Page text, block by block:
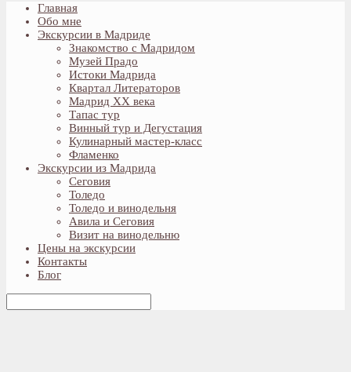
Главная
Обо мне
Экскурсии в Мадриде
Знакомство с Мадридом
Музей Прадо
Истоки Мадрида
Квартал Литераторов
Мадрид XX века
Тапас тур
Винный тур и Дегустация
Кулинарный мастер-класс
Фламенко
Экскурсии из Мадрида
Сеговия
Толедо
Толедо и винодельня
Авила и Сеговия
Визит на винодельню
Цены на экскурсии
Контакты
Блог